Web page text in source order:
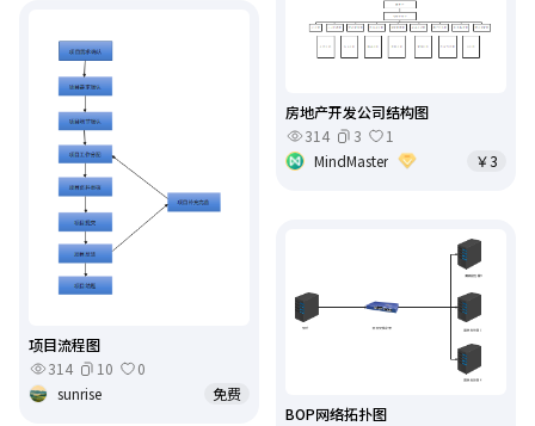
房地产开发公司结构图
314
3
1
MindMastеr
￥3
项目流程图
314
10
0
sunrise
免费
BOP网络拓扑图